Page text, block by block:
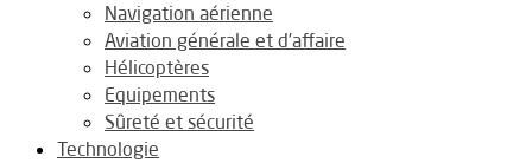
Navigation aérienne
Aviation générale et d’affaire
Hélicoptères
Equipements
Sûreté et sécurité
Technologie